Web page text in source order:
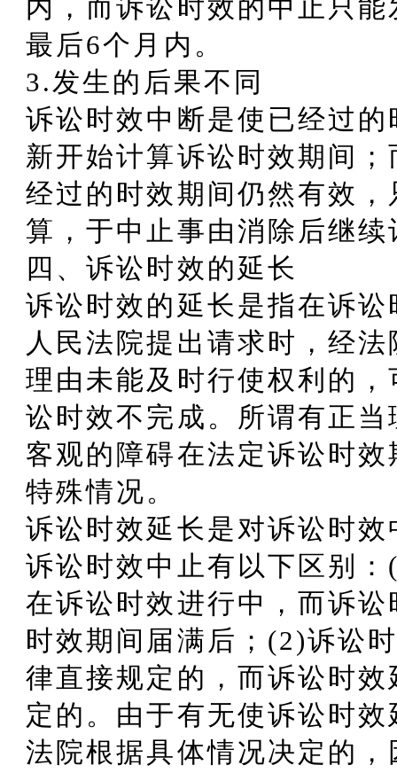
内，而诉讼时效的中止只
最后6个月内。
3.发生的后果不同
诉讼时效中断是使已经过
新开始计算诉讼时效期间
经过的时效期间仍然有效
算，于中止事由消除后继
四、诉讼时效的延长
诉讼时效的延长是指在诉
人民法院提出请求时，经
理由未能及时行使权利的
讼时效不完成。所谓有正
客观的障碍在法定诉讼时
特殊情况。
诉讼时效延长是对诉讼时
诉讼时效中止有以下区别
在诉讼时效进行中，而诉
时效期间届满后；(2)诉讼
律直接规定的，而诉讼时
定的。由于有无使诉讼时
法院根据具体情况决定的